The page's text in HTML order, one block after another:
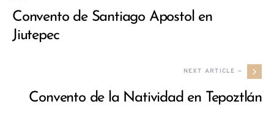
Convento de Santiago Apostol en
Jiutepec
NEXT ARTICLE —
Convento de la Natividad en Tepoztlán